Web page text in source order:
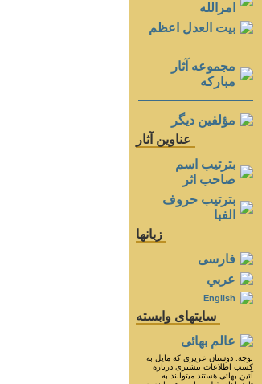
امرالله
بيت العدل اعظم
مجموعه آثار
مباركه
مؤلفين ديگر
عناوين آثار
بترتيب اسم
صاحب اثر
بترتيب حروف
الفبا
زبانها
فارسی
عربي
English
سايتهای وابسته
عالم بهائی
توجه: دوستان عزيزى كه مايل به
كسب اطلاعات بيشترى درباره
آئين بهائى هستند ميتوانند به